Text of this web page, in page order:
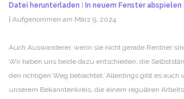
TEILEN
LINK
EMBED
Datei herunterladen In neuem Fenster abspielen
Aufgenommen am März 9, 2024
Auch Auswanderer, wenn sie nicht gerade Rentner
Wir haben uns beide dazu entschieden, die
den richtigen Weg betrachtet. Allerdings gibt es auch
unserem Bekanntenkreis, die einem regulären